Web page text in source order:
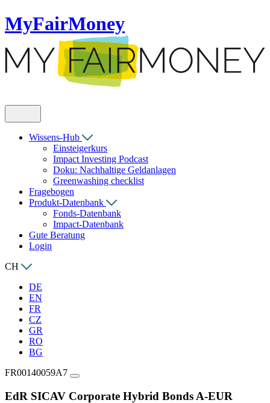
MyFairMoney
Wissens-Hub
Einsteigerkurs
Impact Investing Podcast
Doku: Nachhaltige Geldanlagen
Greenwashing checklist
Fragebogen
Produkt-Datenbank
Fonds-Datenbank
Impact-Datenbank
Gute Beratung
Login
CH
DE
EN
FR
CZ
GR
RO
BG
FR00140059A7
EdR SICAV Corporate Hybrid Bonds A-EUR